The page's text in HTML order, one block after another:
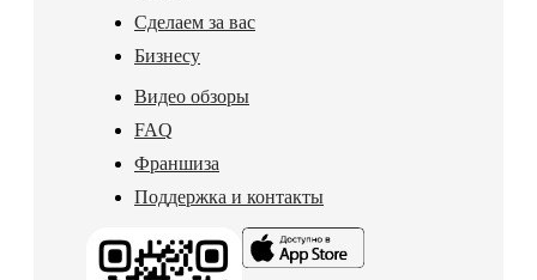
Сделаем за вас
Бизнесу
Видео обзоры
FAQ
Франшиза
Поддержка и контакты